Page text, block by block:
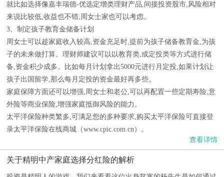
就比如选择像嘉丰瑞德-优选定增类理财产品,间接投资股市,风险相对
来说比较低,收益也不错,周女士家也可以考虑。
3、制定孩子教育金储备计划
周女士可以趁家庭收入较高,资金充足时,提前为孩子储备教育金,为孩
子的未来做打算。理财师建议可以以教育类,或定投类等方式进行储
备,资金积少成多。比如每月计划拿出5000元进行月定投,如果计划让
孩子出国留学,那么每月定投的资金最好再多些。
家庭保障方面还可以增强,周女士和老公,可以再配置一些定期寿险,意
外险等商业保险,增强家庭抵御风险的能力。
太平洋保险种类繁多,可满足您的多种要求,购买太平洋保险可直接登
录太平洋保险在线商城（www.cpic.com.cn）。
查看详情
关于精明中产家庭选择分红险的解析